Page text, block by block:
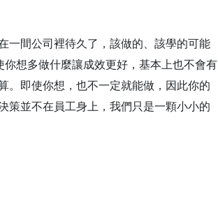
一間公司裡待久了，該做的、該學的可能
想多做什麼讓成效更好，基本上也不會有
。即使你想，也不一定就能做，因此你的
策並不在員工身上，我們只是一顆小小的